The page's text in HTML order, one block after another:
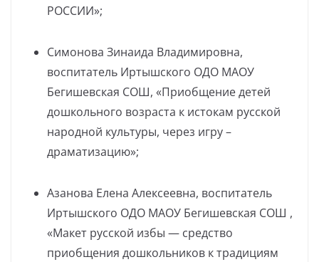
РОССИИ»;
Симонова Зинаида Владимировна,
воспитатель Иртышского ОДО МАОУ
Бегишевская СОШ, «Приобщение детей
дошкольного возраста к истокам русской
народной культуры, через игру –
драматизацию»;
Азанова Елена Алексеевна, воспитатель
Иртышского ОДО МАОУ Бегишевская СОШ ,
«Макет русской избы — средство
приобщения дошкольников к традициям